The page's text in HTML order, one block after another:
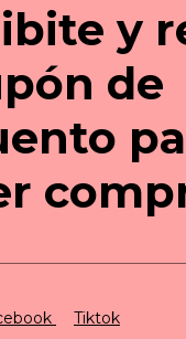
y
de
Tiktok